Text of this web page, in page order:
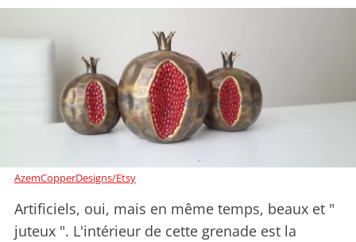
AzemCopperDesigns/Etsy
Artificiels, oui, mais en même temps, beaux et "
juteux ". L'intérieur de cette grenade est la